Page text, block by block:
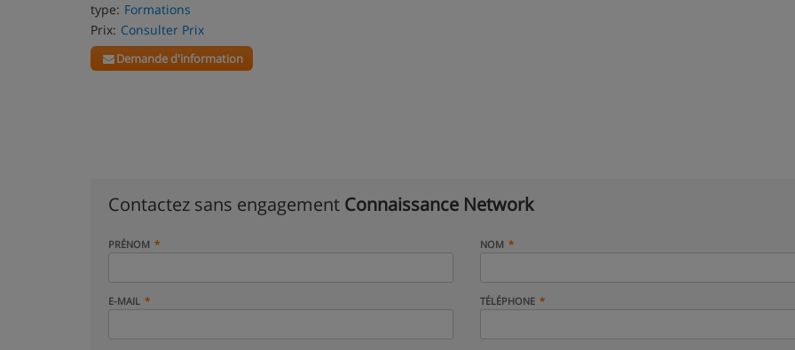
type: Formations
Prix: Consulter Prix
Demande d'information
Contactez sans engagement Connaissance Network
PRÉNOM NOM
E-MAIL TÉLÉPHONE